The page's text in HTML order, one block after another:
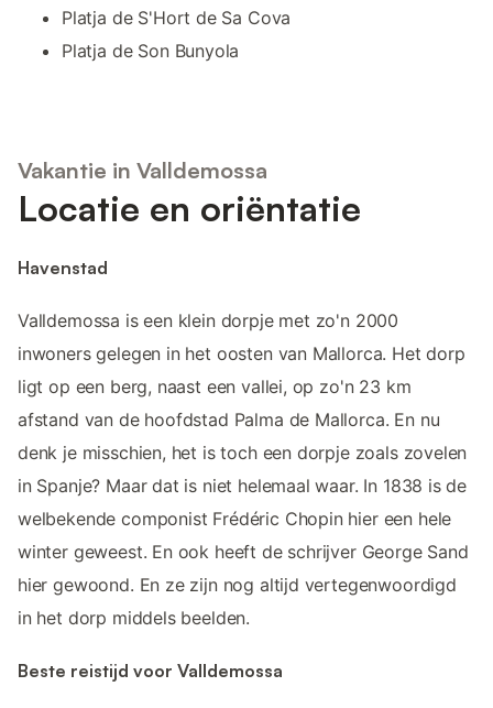
Platja de S'Hort de Sa Cova
Platja de Son Bunyola
Vakantie in Valldemossa
Locatie en oriëntatie
Havenstad
Valldemossa is een klein dorpje met zo'n 2000
inwoners gelegen in het oosten van Mallorca. Het dorp
ligt op een berg, naast een vallei, op zo'n 23 km
afstand van de hoofdstad Palma de Mallorca. En nu
denk je misschien, het is toch een dorpje zoals zovelen
in Spanje? Maar dat is niet helemaal waar. In 1838 is de
welbekende componist Frédéric Chopin hier een hele
winter geweest. En ook heeft de schrijver George Sand
hier gewoond. En ze zijn nog altijd vertegenwoordigd
in het dorp middels beelden.
Beste reistijd voor Valldemossa